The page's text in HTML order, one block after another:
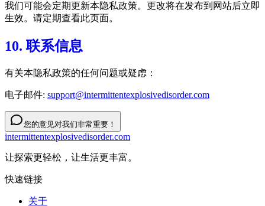
我们可能会定期更新本隐私政策。更改将在发布到网站后立即
生效。请定期查看此页面。
10. 联系信息
有关本隐私政策的任何问题或疑虑：
电子邮件: support@intermittentexplosivedisorder.com
您的意见对我们非常重要！
intermittentexplosivedisorder.com
让探索更轻松，让生活更丰富。
快速链接
关于